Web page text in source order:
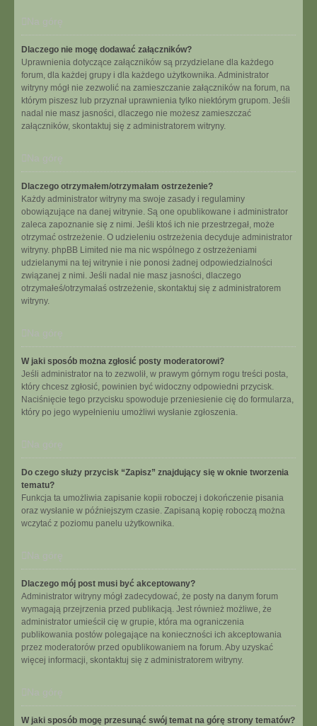
Na górę
Dlaczego nie mogę dodawać załączników?
Uprawnienia dotyczące załączników są przydzielane dla każdego
forum, dla każdej grupy i dla każdego użytkownika. Administrator
witryny mógł nie zezwolić na zamieszczanie załączników na forum, na
którym piszesz lub przyznał uprawnienia tylko niektórym grupom. Jeśli
nadal nie masz jasności, dlaczego nie możesz zamieszczać
załączników, skontaktuj się z administratorem witryny.
Na górę
Dlaczego otrzymałem/otrzymałam ostrzeżenie?
Każdy administrator witryny ma swoje zasady i regulaminy
obowiązujące na danej witrynie. Są one opublikowane i administrator
zaleca zapoznanie się z nimi. Jeśli ktoś ich nie przestrzegał, może
otrzymać ostrzeżenie. O udzieleniu ostrzeżenia decyduje administrator
witryny. phpBB Limited nie ma nic wspólnego z ostrzeżeniami
udzielanymi na tej witrynie i nie ponosi żadnej odpowiedzialności
związanej z nimi. Jeśli nadal nie masz jasności, dlaczego
otrzymałeś/otrzymałaś ostrzeżenie, skontaktuj się z administratorem
witryny.
Na górę
W jaki sposób można zgłosić posty moderatorowi?
Jeśli administrator na to zezwolił, w prawym górnym rogu treści posta,
który chcesz zgłosić, powinien być widoczny odpowiedni przycisk.
Naciśnięcie tego przycisku spowoduje przeniesienie cię do formularza,
który po jego wypełnieniu umożliwi wysłanie zgłoszenia.
Na górę
Do czego służy przycisk “Zapisz” znajdujący się w oknie tworzenia
tematu?
Funkcja ta umożliwia zapisanie kopii roboczej i dokończenie pisania
oraz wysłanie w późniejszym czasie. Zapisaną kopię roboczą można
wczytać z poziomu panelu użytkownika.
Na górę
Dlaczego mój post musi być akceptowany?
Administrator witryny mógł zadecydować, że posty na danym forum
wymagają przejrzenia przed publikacją. Jest również możliwe, że
administrator umieścił cię w grupie, która ma ograniczenia
publikowania postów polegające na konieczności ich akceptowania
przez moderatorów przed opublikowaniem na forum. Aby uzyskać
więcej informacji, skontaktuj się z administratorem witryny.
Na górę
W jaki sposób mogę przesunąć swój temat na górę strony tematów?